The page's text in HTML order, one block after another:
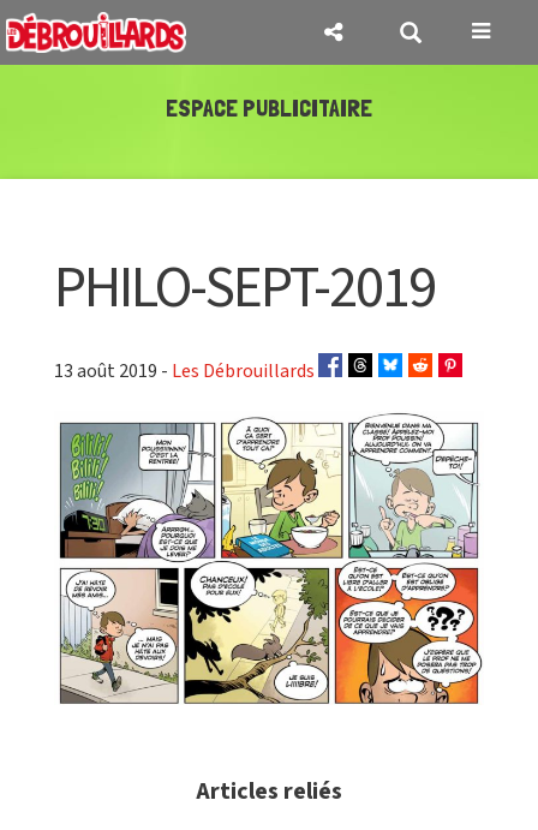
Toggle
ESPACE PUBLICITAIRE
PHILO-SEPT-2019
13 août 2019 - Les Débrouillards
Articles reliés